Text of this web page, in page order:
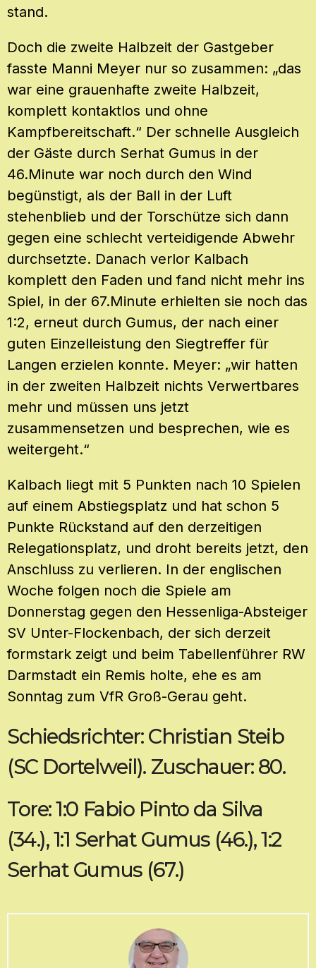
stand.
Doch die zweite Halbzeit der Gastgeber
fasste Manni Meyer nur so zusammen: „das
war eine grauenhafte zweite Halbzeit,
komplett kontaktlos und ohne
Kampfbereitschaft.“ Der schnelle Ausgleich
der Gäste durch Serhat Gumus in der
46.Minute war noch durch den Wind
begünstigt, als der Ball in der Luft
stehenblieb und der Torschütze sich dann
gegen eine schlecht verteidigende Abwehr
durchsetzte. Danach verlor Kalbach
komplett den Faden und fand nicht mehr ins
Spiel, in der 67.Minute erhielten sie noch das
1:2, erneut durch Gumus, der nach einer
guten Einzelleistung den Siegtreffer für
Langen erzielen konnte. Meyer: „wir hatten
in der zweiten Halbzeit nichts Verwertbares
mehr und müssen uns jetzt
zusammensetzen und besprechen, wie es
weitergeht.“
Kalbach liegt mit 5 Punkten nach 10 Spielen
auf einem Abstiegsplatz und hat schon 5
Punkte Rückstand auf den derzeitigen
Relegationsplatz, und droht bereits jetzt, den
Anschluss zu verlieren. In der englischen
Woche folgen noch die Spiele am
Donnerstag gegen den Hessenliga-Absteiger
SV Unter-Flockenbach, der sich derzeit
formstark zeigt und beim Tabellenführer RW
Darmstadt ein Remis holte, ehe es am
Sonntag zum VfR Groß-Gerau geht.
Schiedsrichter: Christian Steib
(SC Dortelweil). Zuschauer: 80.
Tore: 1:0 Fabio Pinto da Silva
(34.), 1:1 Serhat Gumus (46.), 1:2
Serhat Gumus (67.)